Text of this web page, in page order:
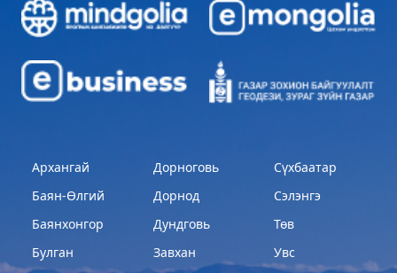
шинжилгээний төв
2024-09-05 06:43:59
Дэлгэрэнгүй
Сод Эрдэм Сургууль-Sod Erdem School
Хөвсгөл аймгийн Боловсрол, шинжлэх
2024-08-26 03:23:18
Дэлгэрэнгүй
Архангай
Баян-Өлгий
Баянхонгор
Булган
Дорноговь
Дорнод
Дундговь
Завхан
Сүхбаатар
Сэлэнгэ
Төв
Увс